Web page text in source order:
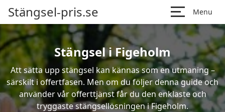
Stängsel-pris.se Menu
Stängsel i Figeholm
Att sätta upp stängsel kan kännas som en utmaning –
särskilt i offertfasen. Men om du följer denna guide och
använder vår offerttjänst får du den enklaste och
tryggaste stängsellösningen i Figeholm.